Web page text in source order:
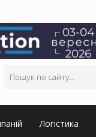
Логістика